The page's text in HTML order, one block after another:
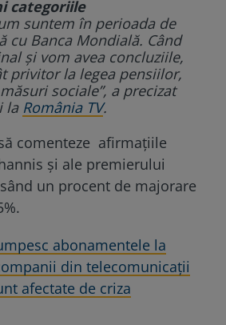
categoriile
suntem în perioada de
cu Banca Mondială. Când
și vom avea concluziile,
privitor la legea pensiilor,
sociale”, a precizat
la România TV.
comenteze afirmaţiile
şi ale premierului
un procent de majorare
abonamentele la
din telecomunicații
afectate de criza